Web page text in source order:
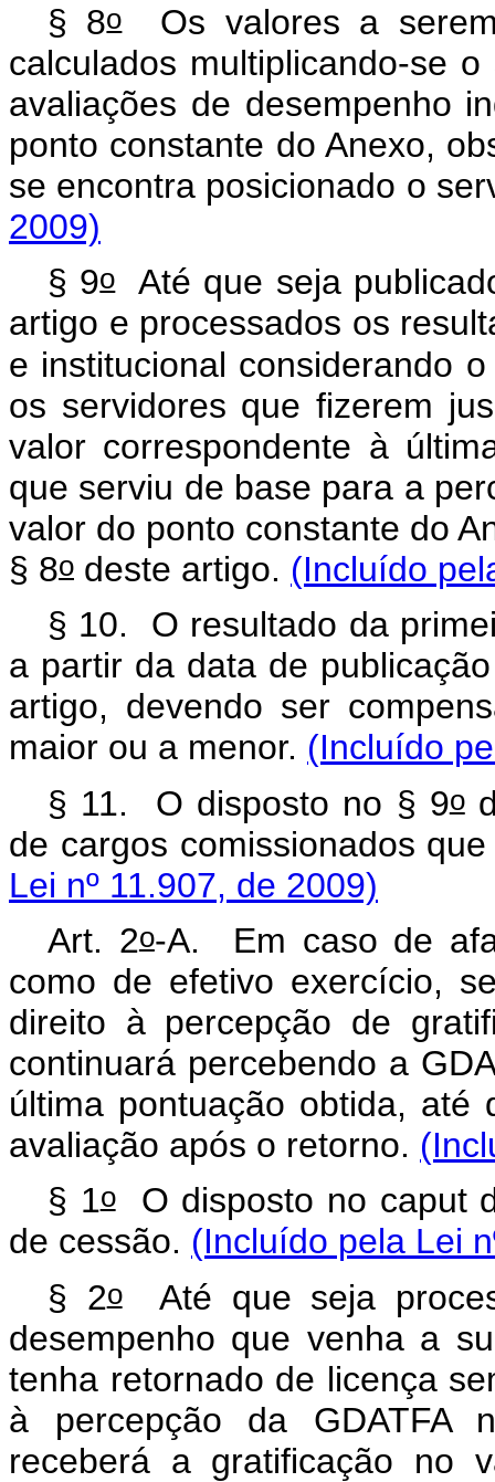
§ 8oOs valores a serem
calculados multiplicando-se
avaliações de desempenho
ponto constante do Anexo,
se encontra posicionado o
2009)
§ 9oAté que seja
artigo e processados os
e institucional considerando
os servidores que fizerem
valor correspondente à
que serviu de base para a
valor do ponto constante do
§ 8o deste artigo. (Incluído
§ 10. O resultado da
a partir da data de
artigo, devendo ser
maior ou a menor. (Incluído
§ 11. O disposto no § 9o
de cargos comissionados
Lei nº 11.907, de 2009)
Art. 2o-A. Em caso de
como de efetivo exercício,
direito à percepção de
continuará percebendo a
última pontuação obtida,
avaliação após o retorno.
§ 1oO disposto no caput
de cessão. (Incluído pela Lei
§ 2oAté que seja
desempenho que venha a
tenha retornado de licença
à percepção da GDATFA
receberá a gratificação no